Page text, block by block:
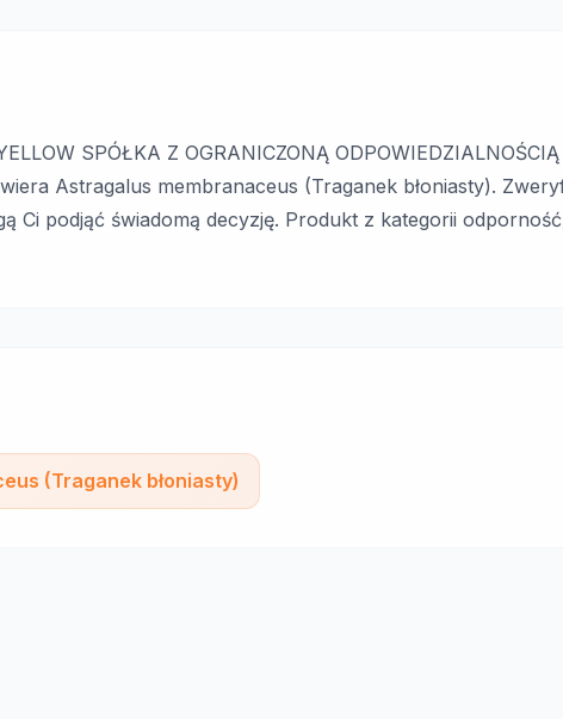
SPÓŁKA Z OGRANICZONĄ
Astragalus membranaceus (Traganek błoniasty).
Ci podjąć świadomą decyzję. Produkt z kategorii
(Traganek błoniasty)